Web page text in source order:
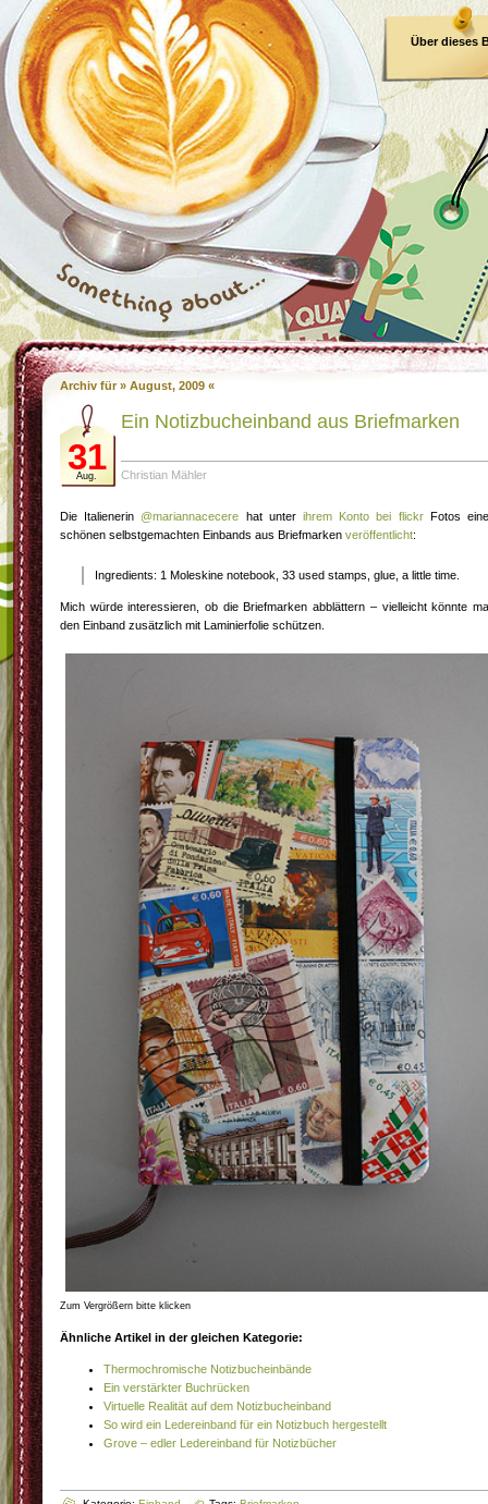
Über dieses
Archiv für » August, 2009 «
31
Aug.
Ein Notizbucheinband aus Briefmarken
Christian Mähler
Die Italienerin @mariannacecere hat unterihrem Konto bei flickrFotos
schönen selbstgemachten Einbands aus Briefmarken veröffentlicht:
Ingredients: 1 Moleskine notebook, 33 used stamps, glue, a little time.
Mich würde interessieren, ob die Briefmarken abblättern – vielleicht könnte
den Einband zusätzlich mit Laminierfolie schützen.
Zum Vergrößern bitte klicken
Ähnliche Artikel in der gleichen Kategorie:
Thermochromische Notizbucheinbände
Ein verstärkter Buchrücken
Virtuelle Realität auf dem Notizbucheinband
So wird ein Ledereinband für ein Notizbuch hergestellt
Grove – edler Ledereinband für Notizbücher